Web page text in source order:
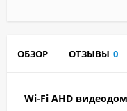
ОБЗОР ОТЗЫВЫ 0
Wi-Fi AHD